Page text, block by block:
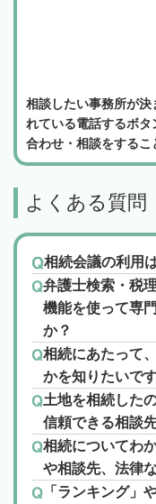
相談したい事務所が決
れている電話するボ
合わせ・相談をするこ
よくある質問
相続会議の利用
弁護士検索・税
機能を使って専
か？
相続にあたって
かを知りたいです
土地を相続した
信頼できる相談
相続についてわ
や相談先、法律
「ランキング」